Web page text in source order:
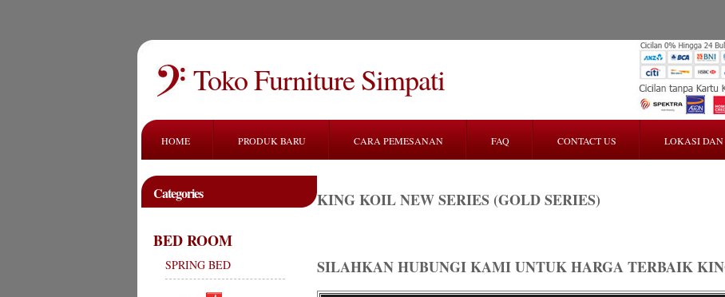
Toko Furniture Simpati
HOME PRODUK BARU CARA PEMESANAN FAQ CONTACT US LOKASI DAN
Categories
BED ROOM
SPRING BED
KING KOIL NEW SERIES (GOLD SERIES)
SILAHKAN HUBUNGI KAMI UNTUK HARGA TERBAIK